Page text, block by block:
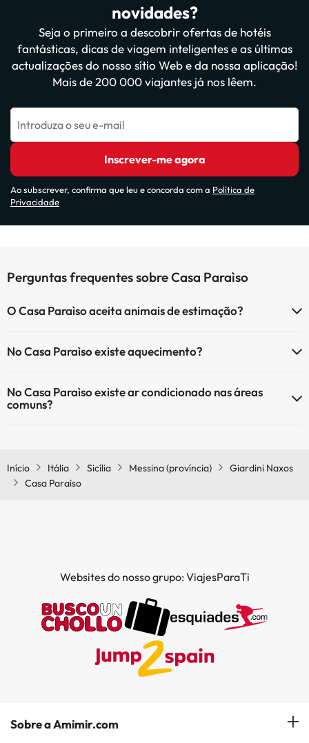
novidades?
Seja o primeiro a descobrir ofertas de hotéis
fantásticas, dicas de viagem inteligentes e as últimas
actualizações do nosso sítio Web e da nossa aplicação!
Mais de 200 000 viajantes já nos lêem.
Introduza o seu e-mail
Inscrever-me agora
Ao subscrever, confirma que leu e concorda com a Política de
Privacidade
Perguntas frequentes sobre Casa Paraìso
O Casa Paraìso aceita animais de estimação?
No Casa Paraìso existe aquecimento?
No Casa Paraìso existe ar condicionado nas áreas
comuns?
Início Itália Sicília Messina (província)
Giardini Naxos
Casa Paraìso
Websites do nosso grupo: ViajesParaTi
Sobre a Amimir.com